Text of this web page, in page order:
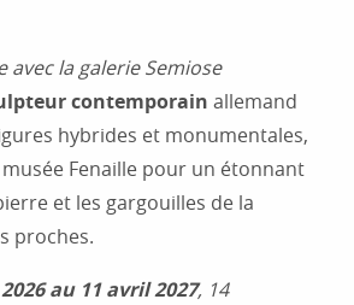
avec la galerie Semiose
contemporain allemand
hybrides et monumentales,
Fenaille pour un étonnant
et les gargouilles de la
proches.
au 11 avril 2027, 14